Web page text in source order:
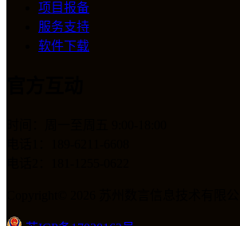
项目报备
服务支持
软件下载